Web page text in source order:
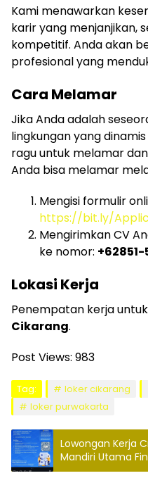
Kami menawarkan
karir yang menjanjikan,
kompetitif. Anda akan
profesional yang
Cara Melamar
Jika Anda adalah
lingkungan yang
ragu untuk melamar
Anda bisa melamar
Mengisi formulir
https://bit.ly/
Mengirimkan CV
ke nomor:
Lokasi Kerja
Penempatan kerja
Cikarang.
Post Views: 983
Tag: loker cikarang
loker purwakarta
Lowongan Kerja
Mandiri Utama